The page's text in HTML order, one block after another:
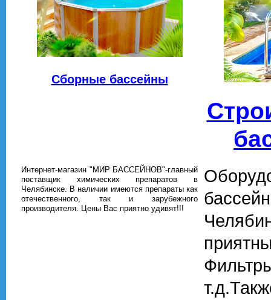
Сборные бассейны
Интернет-магазин "МИР БАССЕЙНОВ"-главный
поставщик химических препаратов в
Челябинске. В наличии имеются препараты как
отечественного, так и зарубежного
производителя. Цены Вас приятно удивят!!!